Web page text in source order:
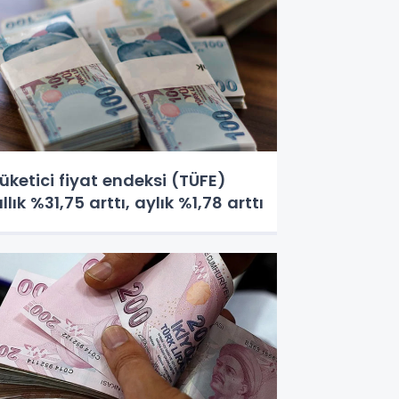
fiyat endeksi (TÜFE)
%31,75 arttı, aylık %1,78 arttı